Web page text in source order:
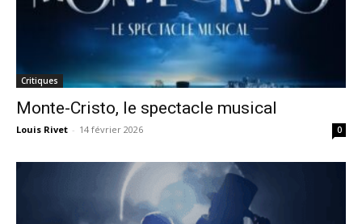
Critiques
Monte-Cristo, le spectacle musical
Louis Rivet - 14 février 2026 0